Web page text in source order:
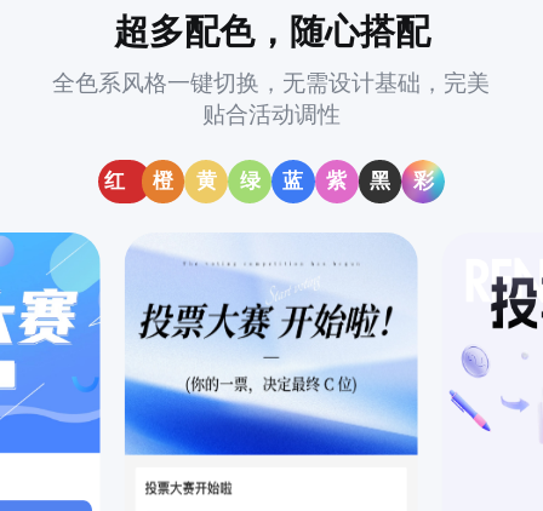
超多配色，随心搭配
全色系风格一键切换，无需设计基础，完美
贴合活动调性
红 橙 黄 绿 蓝 紫 黑 彩